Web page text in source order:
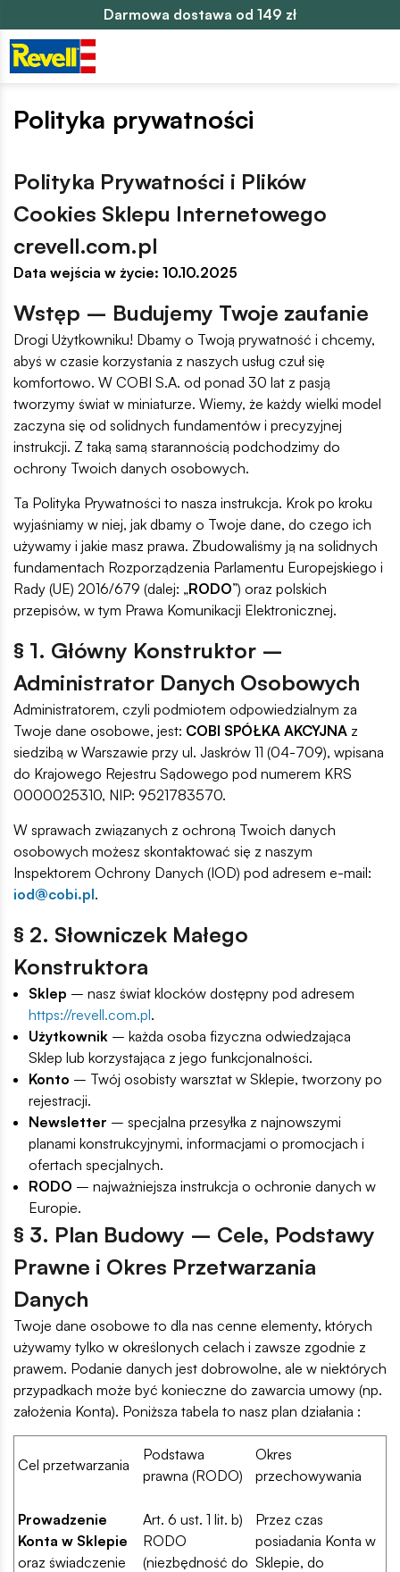
Darmowa dostawa od 149 zł
Polityka prywatności
Polityka Prywatności i Plików
Cookies Sklepu Internetowego
crevell.com.pl
Data wejścia w życie: 10.10.2025
Wstęp – Budujemy Twoje zaufanie
Drogi Użytkowniku! Dbamy o Twoją prywatność i chcemy,
abyś w czasie korzystania z naszych usług czuł się
komfortowo. W COBI S.A. od ponad 30 lat z pasją
tworzymy świat w miniaturze. Wiemy, że każdy wielki model
zaczyna się od solidnych fundamentów i precyzyjnej
instrukcji. Z taką samą starannością podchodzimy do
ochrony Twoich danych osobowych.
Ta Polityka Prywatności to nasza instrukcja. Krok po kroku
wyjaśniamy w niej, jak dbamy o Twoje dane, do czego ich
używamy i jakie masz prawa. Zbudowaliśmy ją na solidnych
fundamentach Rozporządzenia Parlamentu Europejskiego i
Rady (UE) 2016/679 (dalej: „RODO”) oraz polskich
przepisów, w tym Prawa Komunikacji Elektronicznej.
§ 1. Główny Konstruktor –
Administrator Danych Osobowych
Administratorem, czyli podmiotem odpowiedzialnym za
Twoje dane osobowe, jest: COBI SPÓŁKA AKCYJNA z
siedzibą w Warszawie przy ul. Jaskrów 11 (04-709), wpisana
do Krajowego Rejestru Sądowego pod numerem KRS
0000025310, NIP: 9521783570.
W sprawach związanych z ochroną Twoich danych
osobowych możesz skontaktować się z naszym
Inspektorem Ochrony Danych (IOD) pod adresem e-mail:
iod@cobi.pl.
§ 2. Słowniczek Małego
Konstruktora
Sklep – nasz świat klocków dostępny pod adresem
https://revell.com.pl.
Użytkownik – każda osoba fizyczna odwiedzająca
Sklep lub korzystająca z jego funkcjonalności.
Konto – Twój osobisty warsztat w Sklepie, tworzony po
rejestracji.
Newsletter – specjalna przesyłka z najnowszymi
planami konstrukcyjnymi, informacjami o promocjach i
ofertach specjalnych.
RODO – najważniejsza instrukcja o ochronie danych w
Europie.
§ 3. Plan Budowy – Cele, Podstawy
Prawne i Okres Przetwarzania
Danych
Twoje dane osobowe to dla nas cenne elementy, których
używamy tylko w określonych celach i zawsze zgodnie z
prawem. Podanie danych jest dobrowolne, ale w niektórych
przypadkach może być konieczne do zawarcia umowy (np.
założenia Konta). Poniższa tabela to nasz plan działania :
Cel przetwarzania
Podstawa
prawna (RODO)
Okres
przechowywania
Prowadzenie
Konta w Sklepie
oraz świadczenie
Art. 6 ust. 1 lit. b)
RODO
(niezbędność do
Przez czas
posiadania Konta w
Sklepie, do